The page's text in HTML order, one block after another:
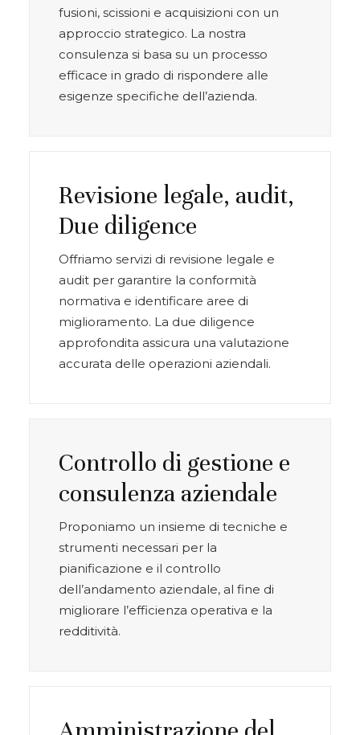
fusioni, scissioni e acquisizioni con un
approccio strategico. La nostra
consulenza si basa su un processo
efficace in grado di rispondere alle
esigenze specifiche dell’azienda.
Revisione legale, audit,
Due diligence
Offriamo servizi di revisione legale e
audit per garantire la conformità
normativa e identificare aree di
miglioramento. La due diligence
approfondita assicura una valutazione
accurata delle operazioni aziendali.
Controllo di gestione e
consulenza aziendale
Proponiamo un insieme di tecniche e
strumenti necessari per la
pianificazione e il controllo
dell’andamento aziendale, al fine di
migliorare l’efficienza operativa e la
redditività.